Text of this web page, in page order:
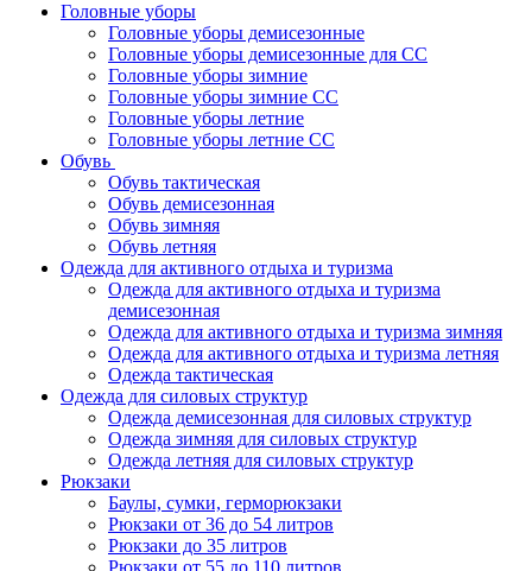
Головные уборы
Головные уборы демисезонные
Головные уборы демисезонные для СС
Головные уборы зимние
Головные уборы зимние СС
Головные уборы летние
Головные уборы летние СС
Обувь
Обувь тактическая
Обувь демисезонная
Обувь зимняя
Обувь летняя
Одежда для активного отдыха и туризма
Одежда для активного отдыха и туризма
демисезонная
Одежда для активного отдыха и туризма зимняя
Одежда для активного отдыха и туризма летняя
Одежда тактическая
Одежда для силовых структур
Одежда демисезонная для силовых структур
Одежда зимняя для силовых структур
Одежда летняя для силовых структур
Рюкзаки
Баулы, сумки, герморюкзаки
Рюкзаки от 36 до 54 литров
Рюкзаки до 35 литров
Рюкзаки от 55 до 110 литров